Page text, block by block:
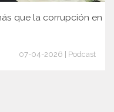
que la corrupción en
07-04-2026 | Podcast